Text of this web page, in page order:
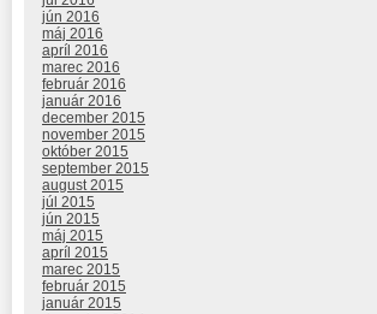
jún 2016
máj 2016
apríl 2016
marec 2016
február 2016
január 2016
december 2015
november 2015
október 2015
september 2015
august 2015
júl 2015
jún 2015
máj 2015
apríl 2015
marec 2015
február 2015
január 2015